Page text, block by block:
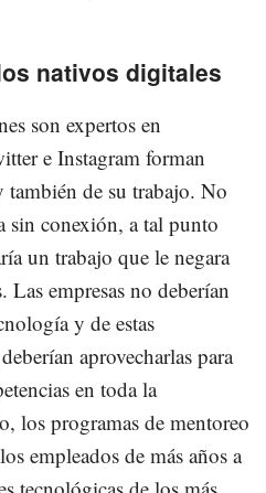
nativos digitales
son expertos en
e Instagram forman
de su trabajo. No
sin conexión, a tal punto
un trabajo que le negara
Las empresas no deberían
y de estas
aprovecharlas para
en toda la
los programas de mentoreo
empleados de más años a